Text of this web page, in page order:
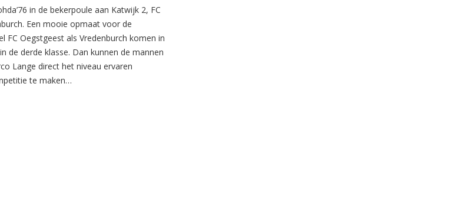
in de bekerpoule aan Katwijk 2, FC
Een mooie opmaat voor de
FC Oegstgeest als Vredenburch komen in
de derde klasse. Dan kunnen de mannen
Lange direct het niveau ervaren
te maken…